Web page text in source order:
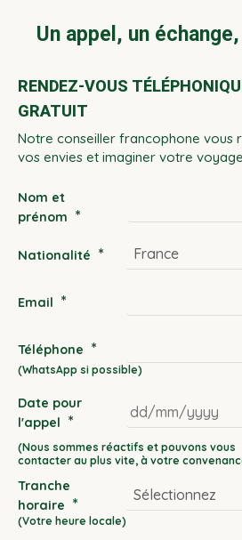
Un appel, un
RENDEZ-VOUS
GRATUIT
Notre conseiller francophone vous
vos envies et imaginer votre
Nom et
prénom *
Nationalité *
Email *
Téléphone *
Date pour
l'appel *
DD
slash
MM
slash
Tranche
horaire *